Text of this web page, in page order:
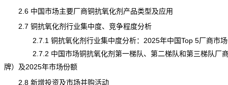
2.6 中国市场主要厂商铜抗氧化剂产品类型及应用
2.7 铜抗氧化剂行业集中度、竞争程度分析
2.7.1 铜抗氧化剂行业集中度分析：2025年中国Top 5厂商市场
2.7.2 中国市场铜抗氧化剂第一梯队、第二梯队和第三梯队厂
牌）及2025年市场份额
2.8 新增投资及市场并购活动